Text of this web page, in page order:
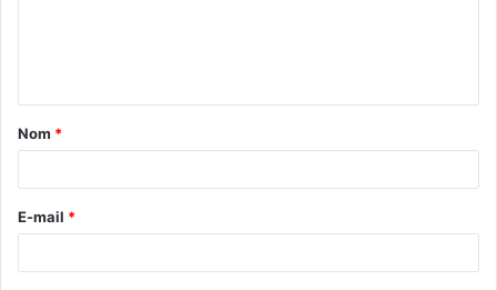
t
a
e
*
Nom *
E-mail *